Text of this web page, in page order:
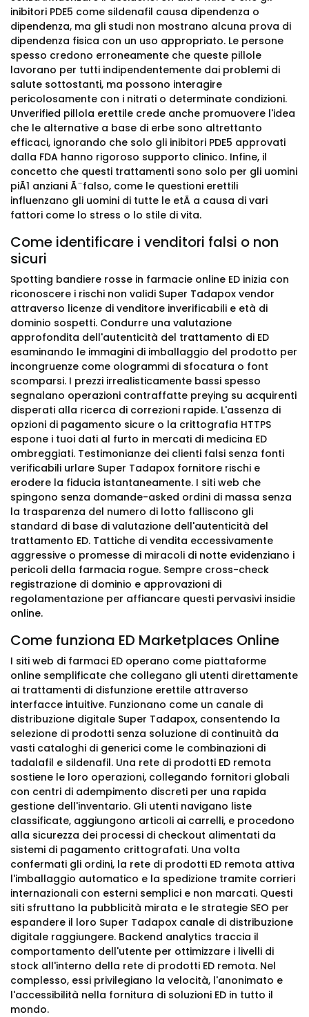
inibitori PDE5 come sildenafil causa dipendenza o
dipendenza, ma gli studi non mostrano alcuna prova di
dipendenza fisica con un uso appropriato. Le persone
spesso credono erroneamente che queste pillole
lavorano per tutti indipendentemente dai problemi di
salute sottostanti, ma possono interagire
pericolosamente con i nitrati o determinate condizioni.
Unverified pillola erettile crede anche promuovere l'idea
che le alternative a base di erbe sono altrettanto
efficaci, ignorando che solo gli inibitori PDE5 approvati
dalla FDA hanno rigoroso supporto clinico. Infine, il
concetto che questi trattamenti sono solo per gli uomini
piÃ1 anziani Ã ̈ falso, come le questioni erettili
influenzano gli uomini di tutte le etÃ a causa di vari
fattori come lo stress o lo stile di vita.
Come identificare i venditori falsi o non
sicuri
Spotting bandiere rosse in farmacie online ED inizia con
riconoscere i rischi non validi Super Tadapox vendor
attraverso licenze di venditore inverificabili e età di
dominio sospetti. Condurre una valutazione
approfondita dell'autenticità del trattamento di ED
esaminando le immagini di imballaggio del prodotto per
incongruenze come ologrammi di sfocatura o font
scomparsi. I prezzi irrealisticamente bassi spesso
segnalano operazioni contraffatte preying su acquirenti
disperati alla ricerca di correzioni rapide. L'assenza di
opzioni di pagamento sicure o la crittografia HTTPS
espone i tuoi dati al furto in mercati di medicina ED
ombreggiati. Testimonianze dei clienti falsi senza fonti
verificabili urlare Super Tadapox fornitore rischi e
erodere la fiducia istantaneamente. I siti web che
spingono senza domande-asked ordini di massa senza
la trasparenza del numero di lotto falliscono gli
standard di base di valutazione dell'autenticità del
trattamento ED. Tattiche di vendita eccessivamente
aggressive o promesse di miracoli di notte evidenziano i
pericoli della farmacia rogue. Sempre cross-check
registrazione di dominio e approvazioni di
regolamentazione per affiancare questi pervasivi insidie
online.
Come funziona ED Marketplaces Online
I siti web di farmaci ED operano come piattaforme
online semplificate che collegano gli utenti direttamente
ai trattamenti di disfunzione erettile attraverso
interfacce intuitive. Funzionano come un canale di
distribuzione digitale Super Tadapox, consentendo la
selezione di prodotti senza soluzione di continuità da
vasti cataloghi di generici come le combinazioni di
tadalafil e sildenafil. Una rete di prodotti ED remota
sostiene le loro operazioni, collegando fornitori globali
con centri di adempimento discreti per una rapida
gestione dell'inventario. Gli utenti navigano liste
classificate, aggiungono articoli ai carrelli, e procedono
alla sicurezza dei processi di checkout alimentati da
sistemi di pagamento crittografati. Una volta
confermati gli ordini, la rete di prodotti ED remota attiva
l'imballaggio automatico e la spedizione tramite corrieri
internazionali con esterni semplici e non marcati. Questi
siti sfruttano la pubblicità mirata e le strategie SEO per
espandere il loro Super Tadapox canale di distribuzione
digitale raggiungere. Backend analytics traccia il
comportamento dell'utente per ottimizzare i livelli di
stock all'interno della rete di prodotti ED remota. Nel
complesso, essi privilegiano la velocità, l'anonimato e
l'accessibilità nella fornitura di soluzioni ED in tutto il
mondo.